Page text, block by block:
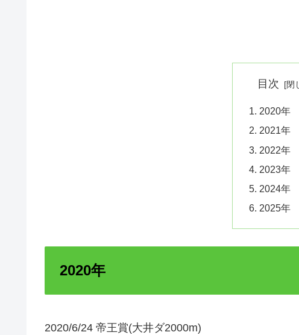
目次
2020年
2021年
2022年
2023年
2024年
2025年
2020年
2020/6/24 帝王賞(大井ダ2000m)